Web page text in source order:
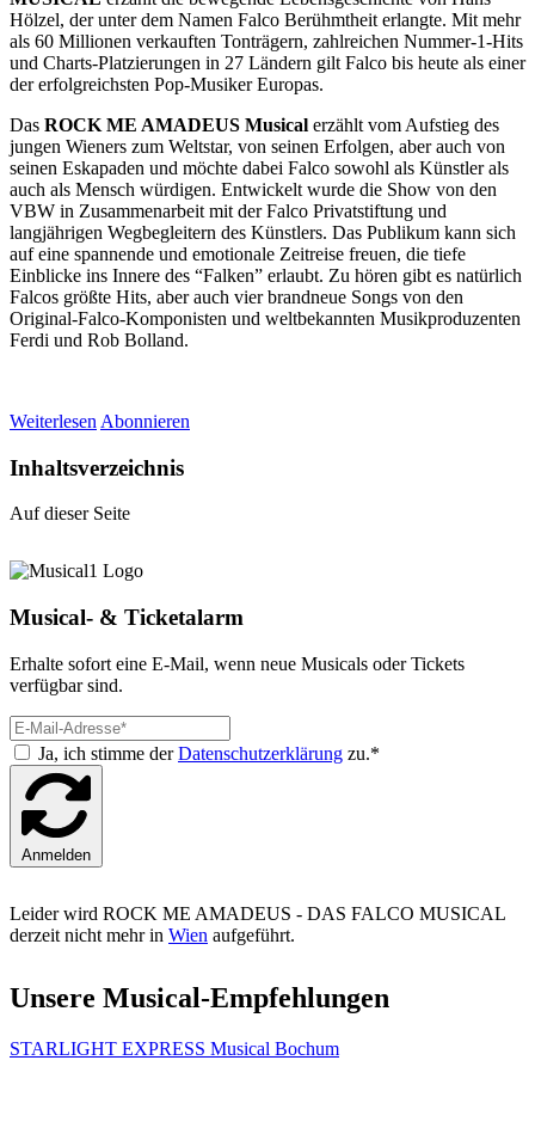
Hölzel, der unter dem Namen Falco Berühmtheit erlangte. Mit mehr
als 60 Millionen verkauften Tonträgern, zahlreichen Nummer-1-Hits
und Charts-Platzierungen in 27 Ländern gilt Falco bis heute als einer
der erfolgreichsten Pop-Musiker Europas.
Das ROCK ME AMADEUS Musical erzählt vom Aufstieg des
jungen Wieners zum Weltstar, von seinen Erfolgen, aber auch von
seinen Eskapaden und möchte dabei Falco sowohl als Künstler als
auch als Mensch würdigen. Entwickelt wurde die Show von den
VBW in Zusammenarbeit mit der Falco Privatstiftung und
langjährigen Wegbegleitern des Künstlers. Das Publikum kann sich
auf eine spannende und emotionale Zeitreise freuen, die tiefe
Einblicke ins Innere des “Falken” erlaubt. Zu hören gibt es natürlich
Falcos größte Hits, aber auch vier brandneue Songs von den
Original-Falco-Komponisten und weltbekannten Musikproduzenten
Ferdi und Rob Bolland.
Weiterlesen Abonnieren
Inhaltsverzeichnis
Auf dieser Seite
Musical- & Ticketalarm
Erhalte sofort eine E-Mail, wenn neue Musicals oder Tickets
verfügbar sind.
Ja, ich stimme derDatenschutzerklärung zu.*
Anmelden
Leider wird ROCK ME AMADEUS - DAS FALCO MUSICAL
derzeit nicht mehr in Wien aufgeführt.
Unsere Musical-Empfehlungen
STARLIGHT EXPRESS Musical Bochum